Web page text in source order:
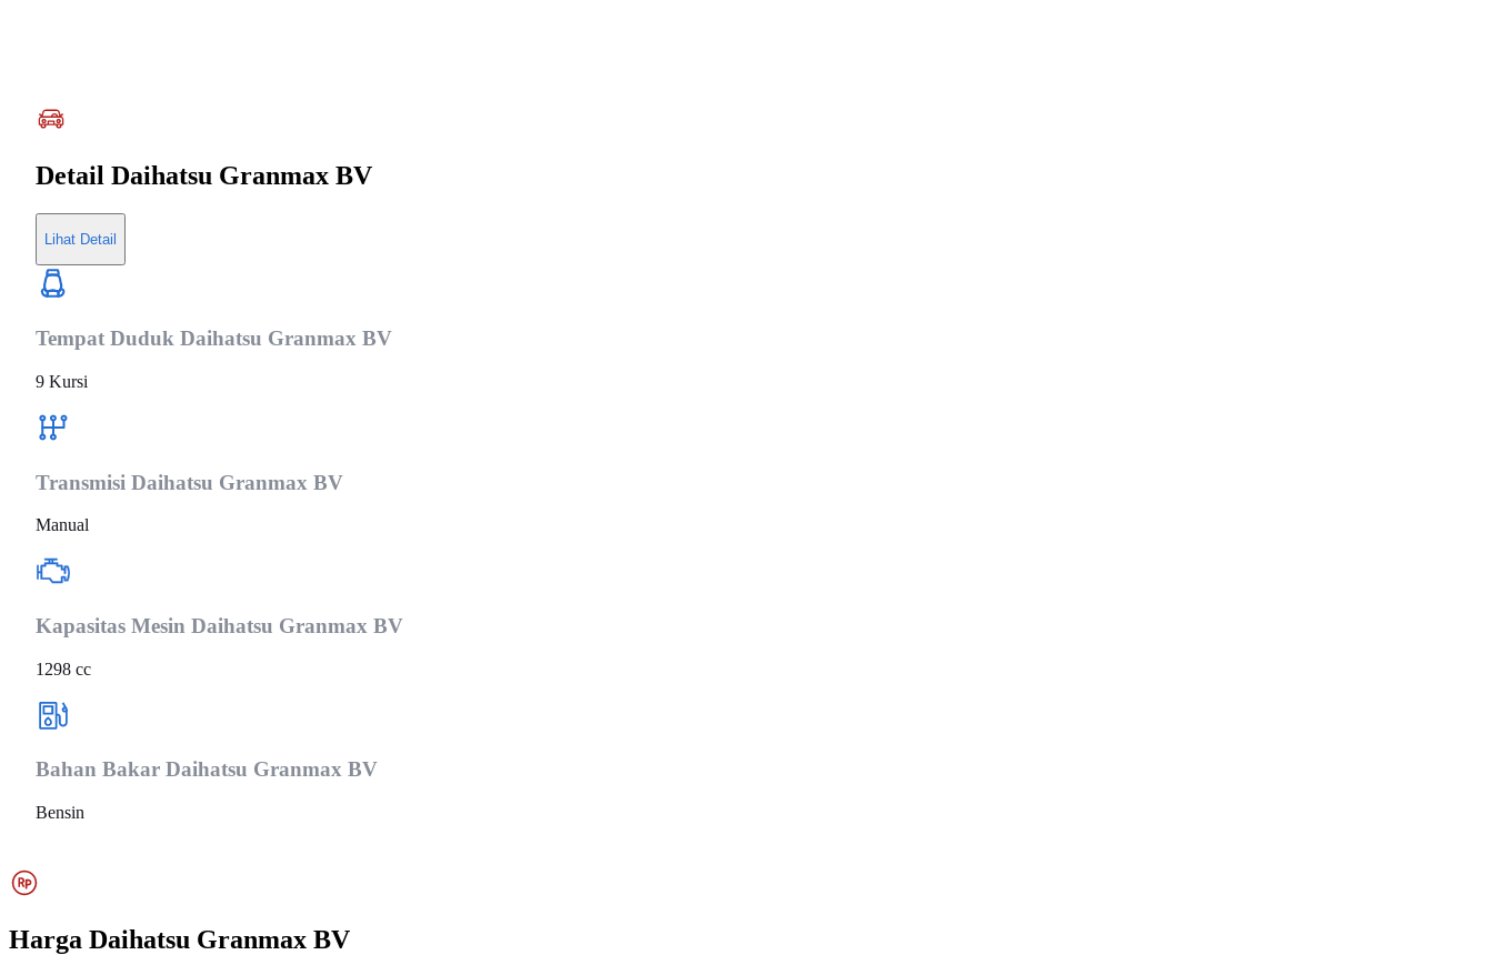
Detail Daihatsu Granmax BV
Lihat Detail
Tempat Duduk Daihatsu Granmax BV
9 Kursi
Transmisi Daihatsu Granmax BV
Manual
Kapasitas Mesin Daihatsu Granmax BV
1298 cc
Bahan Bakar Daihatsu Granmax BV
Bensin
Harga Daihatsu Granmax BV